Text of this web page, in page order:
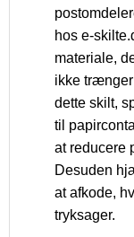
hos e-
materiale,
ikke trænger
dette skilt,
til
at reducere
Desuden
at afkode,
tryksager.